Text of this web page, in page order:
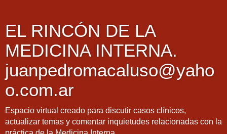
EL RINCÓN DE LA
MEDICINA INTERNA.
juanpedromacaluso@yaho
o.com.ar
Espacio virtual creado para discutir casos clínicos,
actualizar temas y comentar inquietudes relacionadas con la